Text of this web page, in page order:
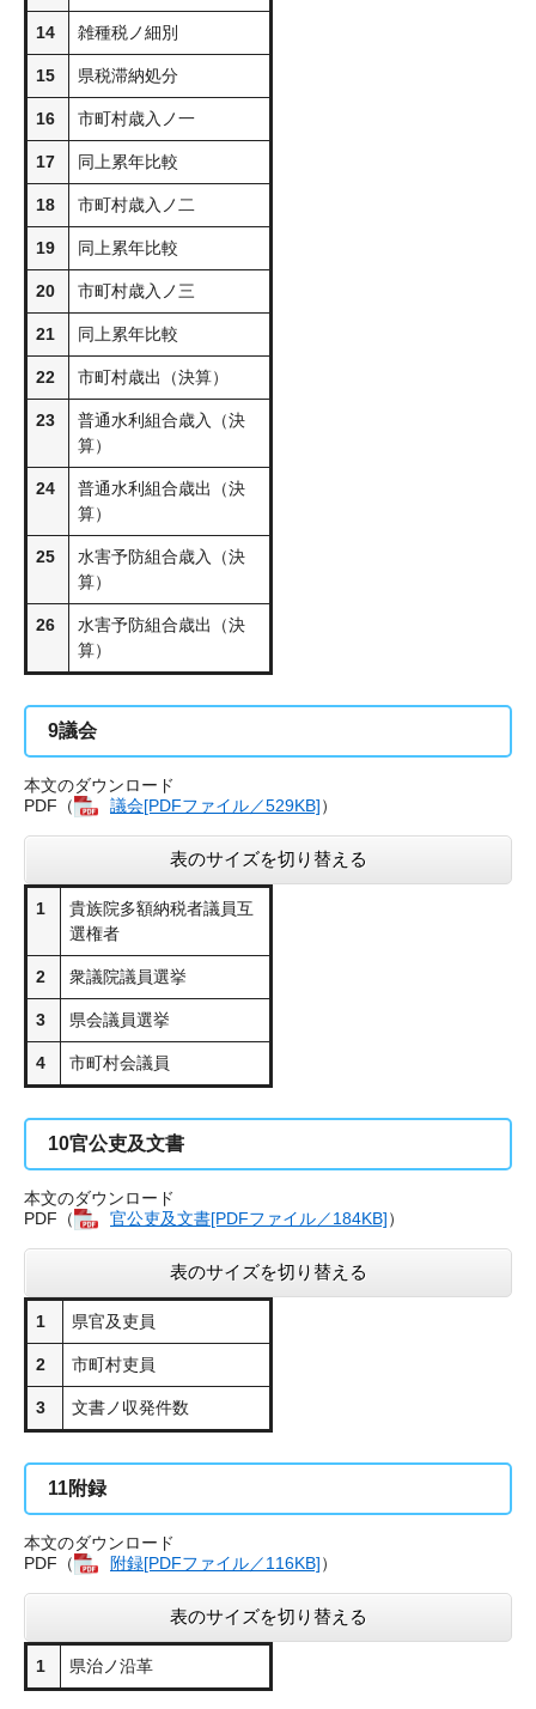
14 雑種税ノ細別
15 県税滞納処分
16 市町村歳入ノ一
17 同上累年比較
18 市町村歳入ノ二
19 同上累年比較
20 市町村歳入ノ三
21 同上累年比較
22 市町村歳出（決算）
23
普通水利組合歳入（決
算）
24
普通水利組合歳出（決
算）
25
水害予防組合歳入（決
算）
26
水害予防組合歳出（決
算）
9議会
本文のダウンロード
PDF（
議会[PDFファイル／529KB]）
表のサイズを切り替える
1
貴族院多額納税者議員互
選権者
2 衆議院議員選挙
3 県会議員選挙
4 市町村会議員
10官公吏及文書
本文のダウンロード
PDF（
官公吏及文書[PDFファイル／184KB]）
表のサイズを切り替える
1 県官及吏員
2 市町村吏員
3 文書ノ収発件数
11附録
本文のダウンロード
PDF（
附録[PDFファイル／116KB]）
表のサイズを切り替える
1 県治ノ沿革